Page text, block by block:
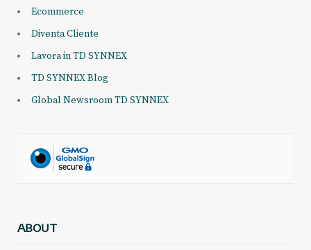
Ecommerce
Diventa Cliente
Lavora in TD SYNNEX
TD SYNNEX Blog
Global Newsroom TD SYNNEX
ABOUT